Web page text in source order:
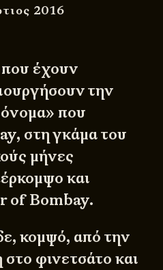
2016
που έχουν
την
που
στη γκάμα του
μήνες
και
of Bombay.
κομψό, από την
φινετσάτο και